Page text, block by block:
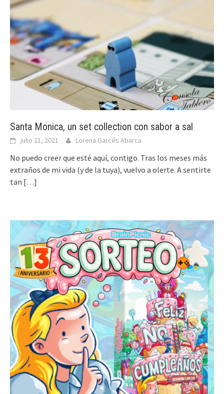
Santa Monica, un set collection con sabor a sal
julio 21, 2021 Lorena Garcés Abarca
No puedo creer que esté aquí, contigo. Tras los meses más
extraños de mi vida (y de la tuya), vuelvo a olerte. A sentirte
tan […]